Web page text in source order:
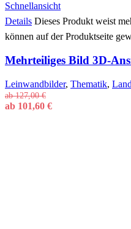
Schnellansicht
Details Dieses Produkt weist
können auf der Produktseite
Mehrteiliges Bild 3D-
Leinwandbilder, Thematik,
ab127,00€
ab 101,60 €